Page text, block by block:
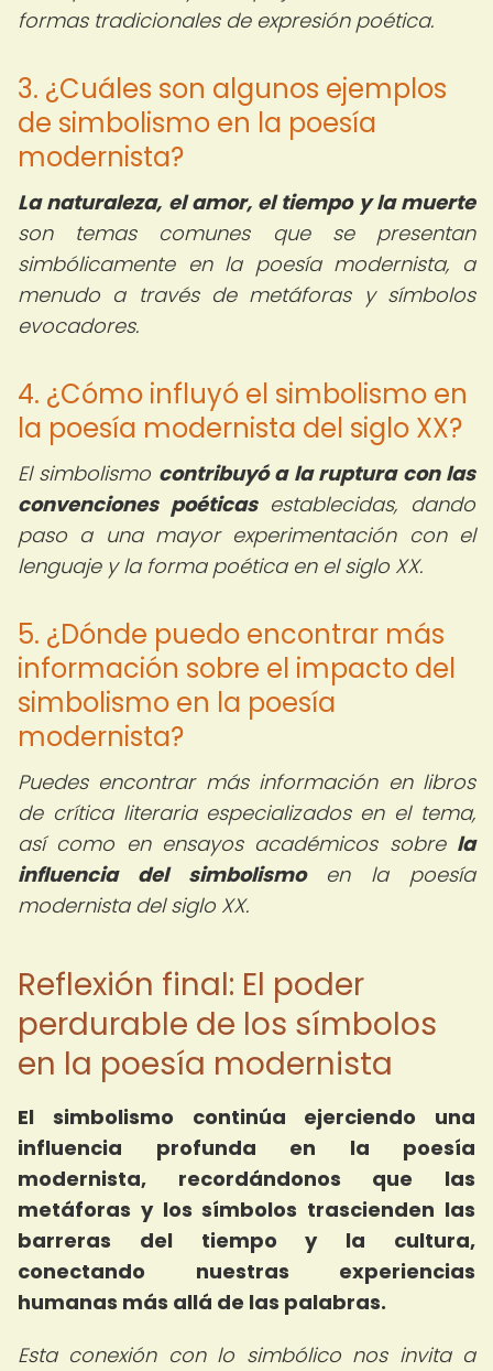
formas tradicionales de expresión poética.
3. ¿Cuáles son algunos ejemplos
de simbolismo en la poesía
modernista?
La naturaleza, el amor, el tiempo y la muerte
son temas comunes que se presentan
simbólicamente en la poesía modernista, a
menudo a través de metáforas y símbolos
evocadores.
4. ¿Cómo influyó el simbolismo en
la poesía modernista del siglo XX?
El simbolismo contribuyó a la ruptura con las
convenciones poéticasestablecidas, dando
paso a una mayor experimentación con el
lenguaje y la forma poética en el siglo XX.
5. ¿Dónde puedo encontrar más
información sobre el impacto del
simbolismo en la poesía
modernista?
Puedes encontrar más información en libros
de crítica literaria especializados en el tema,
así como en ensayos académicos sobre la
influencia del simbolismoen la poesía
modernista del siglo XX.
Reflexión final: El poder
perdurable de los símbolos
en la poesía modernista
El simbolismo continúa ejerciendo una
influencia profunda en la poesía
modernista, recordándonos que las
metáforas y los símbolos trascienden las
barreras del tiempo y la cultura,
conectando nuestras experiencias
humanas más allá de las palabras.
Esta conexión con lo simbólico nos invita a